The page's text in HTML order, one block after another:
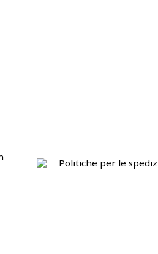
Politiche per le